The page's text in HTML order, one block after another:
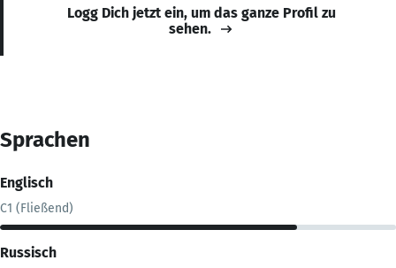
Logg Dich jetzt ein, um das ganze Profil zu
sehen.
Sprachen
Englisch
C1 (Fließend)
Russisch